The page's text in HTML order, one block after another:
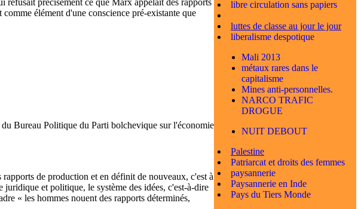
libre circulation sans papiers
luttes de classe au jour le jour
liberalisme despotique
Mali 2013
métaux rares dans le
capitalisme
Mines anti-personnelles.
NARCO TRAFIC
DROGUE
NUIT DEBOUT
Palestine
Patriarcat et droits des femmes
paysannerie
Paysannerie en Inde
Pays du Tiers Monde
refusait précisément ce que Marx appelait des rapports
élément d'une conscience pré-existante que
Bureau Politique du Parti bolchevique sur l'économie
de production et en définit de nouveaux, c'est à
et politique, le système des idées, c'est-à-dire
« les hommes nouent des rapports déterminés,